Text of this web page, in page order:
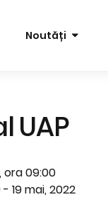
Noutăți
UAP
ora 09:00
- 19 mai, 2022